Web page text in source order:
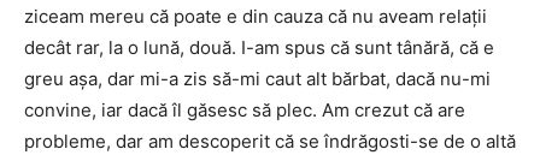
ziceam mereu că poate e din cauza că nu aveam relații
decât rar, la o lună, două. I-am spus că sunt tânără, că e
greu așa, dar mi-a zis să-mi caut alt bărbat, dacă nu-mi
convine, iar dacă îl găsesc să plec. Am crezut că are
probleme, dar am descoperit că se îndrăgosti-se de o altă